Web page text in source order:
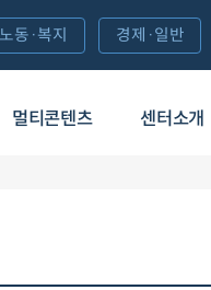
멀티콘텐츠 센터소개
노동·복지 경제·일반